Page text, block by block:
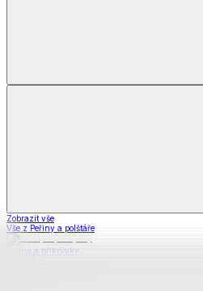
Zobrazit vše
Vše z Peřiny a polštáře
Peřiny a přikrývky